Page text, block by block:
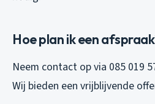
Hoe plan ik een
Neem contact op via 085 019
Wij bieden een vrijblijvende